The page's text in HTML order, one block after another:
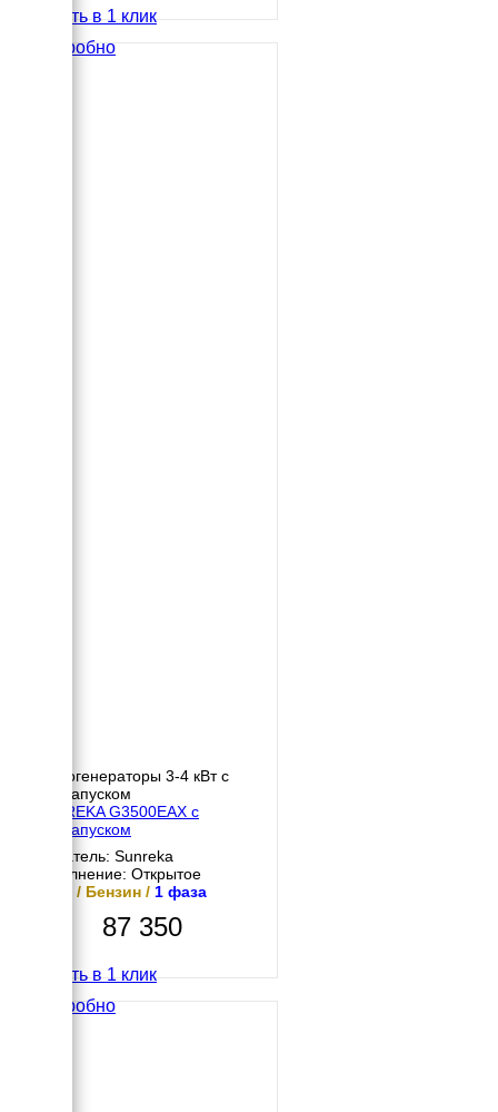
Купить в 1 клик
Подробно
Бензогенераторы 3-4 кВт с
автозапуском
SUNREKA G3500EAX с
автозапуском
Двигатель: Sunreka
Исполнение: Открытое
3 кВт / Бензин / 1 фаза
87 350
Купить в 1 клик
Подробно